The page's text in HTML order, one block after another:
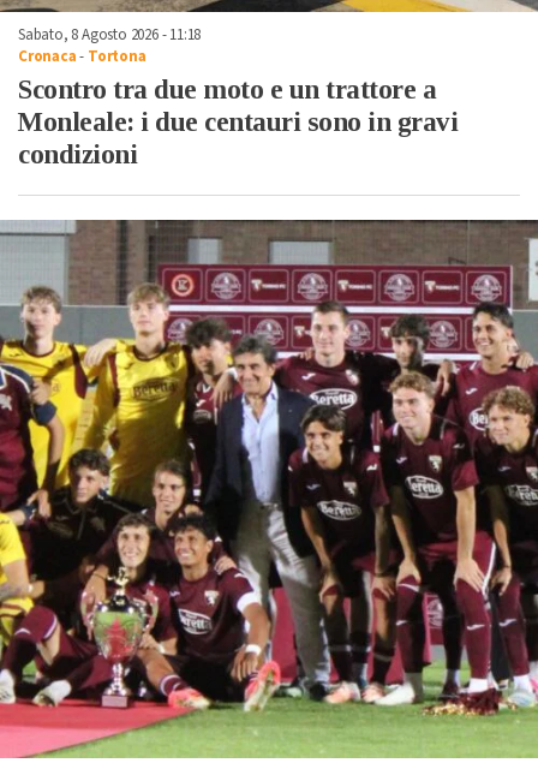
Sabato, 8 Agosto 2026 - 11:18
Cronaca- Tortona
Scontro tra due moto e un trattore a
Monleale: i due centauri sono in gravi
condizioni